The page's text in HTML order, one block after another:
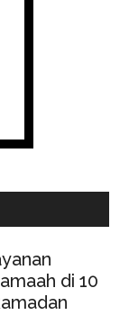
di 10